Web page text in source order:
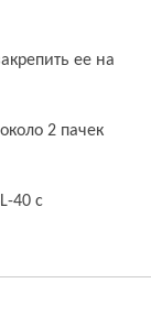
ее на
2 пачек
40 с